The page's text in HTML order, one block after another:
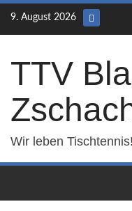
Skip
content
9. August 2026
TTV
Wir leben Tischtennis!